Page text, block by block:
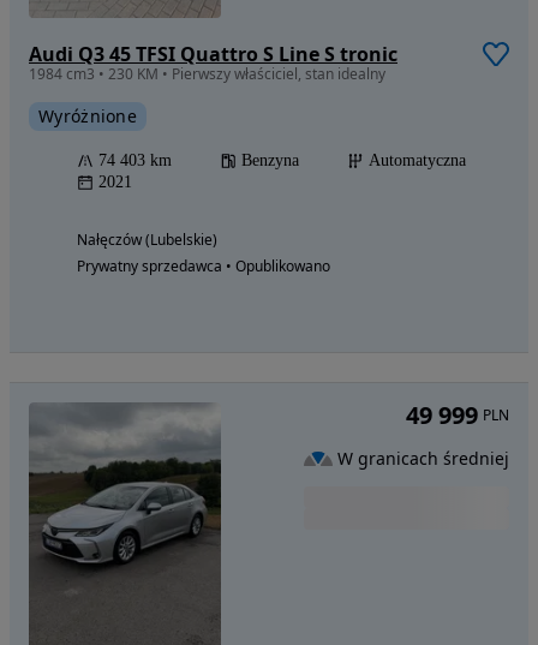
Audi Q3 45 TFSI Quattro S Line S tronic
1984 cm3 • 230 KM • Pierwszy właściciel, stan idealny
Wyróżnione
74 403 km Benzyna
Automatyczna
2021
Nałęczów (Lubelskie)
Prywatny sprzedawca • Opublikowano
49 999 PLN
W granicach średniej